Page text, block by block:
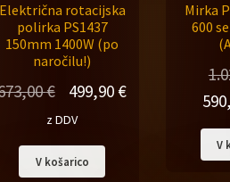
Električna rotacijska
polirka PS1437
150mm 1400W (po
naročilu!)
€
Izvirna
cena
je
bila:
499,90 €Trenutna
z DDV
V košarico
Mirka
600
cena
je
V